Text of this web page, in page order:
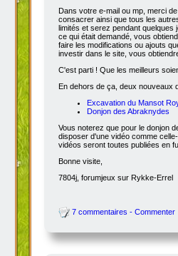
Dans votre e-mail ou mp, merci
consacrer ainsi que tous les
limités et serez pendant
ce qui était demandé, vous
faire les modifications ou ajouts
investir dans le site, vous
C'est parti ! Que les meilleurs
En dehors de ça, deux nouveaux
Excavation du Mansot
Donjon des Abraknydes
Vous noterez que pour le donjon
disposer d'une vidéo comme
vidéos seront toutes publiées en
Bonne visite,
7804j, forumjeux sur Rykke-Errel
7 commentaires - Commenter